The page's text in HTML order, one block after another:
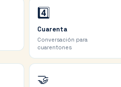
4️⃣
Cuarenta
Conversación para
cuarentones
🤝